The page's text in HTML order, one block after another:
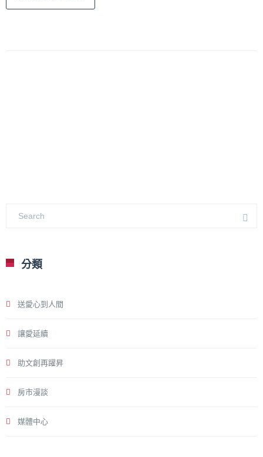
分類
送愛心到人間
讓愛延續
助文創再躍昇
房市漫談
媒體中心